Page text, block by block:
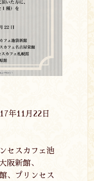
年11 月 22 日
セスカフェ池
阪新館、
、プリンセス